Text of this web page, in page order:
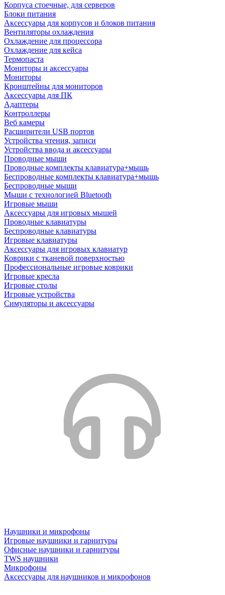
Корпуса стоечные, для серверов
Блоки питания
Аксессуары для корпусов и блоков питания
Вентиляторы охлаждения
Охлаждение для процессора
Охлаждение для кейса
Термопаста
Мониторы и аксессуары
Мониторы
Кронштейны для мониторов
Аксессуары для ПК
Адаптеры
Контроллеры
Веб камеры
Расширители USB портов
Устройства чтения, записи
Устройства ввода и аксессуары
Проводные мыши
Проводные комплекты клавиатура+мышь
Беспроводные комплекты клавиатура+мышь
Беспроводные мыши
Мыши с технологией Bluetooth
Игровые мыши
Аксессуары для игровых мышей
Проводные клавиатуры
Беспроводные клавиатуры
Игровые клавиатуры
Аксессуары для игровых клавиатур
Коврики с тканевой поверхностью
Профессиональные игровые коврики
Игровые кресла
Игровые столы
Игровые устройства
Симуляторы и аксессуары
Наушники и микрофоны
Игровые наушники и гарнитуры
Офисные наушники и гарнитуры
TWS наушники
Микрофоны
Аксессуары для наушников и микрофонов